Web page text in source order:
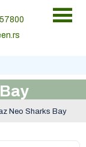
Neo Sharks Bay